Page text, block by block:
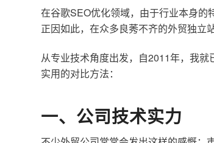
在谷歌SEO优化领域，由于行业本身的
正因如此，在众多良莠不齐的外贸独立
从专业技术角度出发，自2011年，我
实用的对比方法：
一、公司技术实力